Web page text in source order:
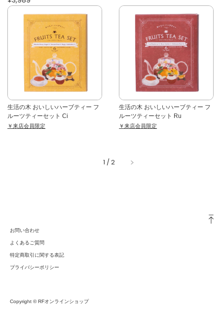
生活の木 おいしいハーブティー フ
ルーツティーセット Ci
￥来店会員限定
生活の木 おいしいハーブティー フ
ルーツティーセット Ru
￥来店会員限定
1 /2
お問い合わせ
よくあるご質問
特定商取引に関する表記
プライバシーポリシー
Copyright © RFオンラインショップ